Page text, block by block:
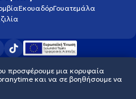
ΕκουαδόρΓουατεμάλα
προσωπικού απορρήτου
προσφέρουμε μια κορυφαία
και να σε βοηθήσουμε να